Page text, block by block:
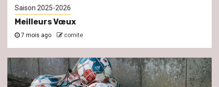
Saison 2025-2026
Meilleurs Vœux
7 mois ago comite